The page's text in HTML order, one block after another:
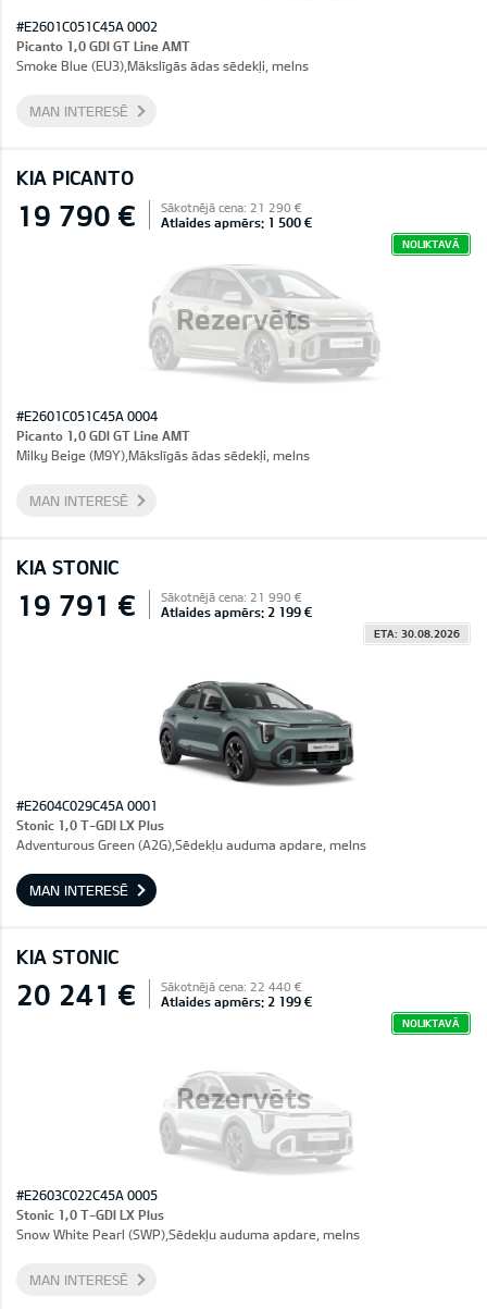
#E2601C051C45A 0002
Picanto 1,0 GDI GT Line AMT
Smoke Blue (EU3),Mākslīgās ādas sēdekļi, melns
MAN INTERESĒ
KIA PICANTO
Rezervēts
19 790 € Sākotnējā cena: 21 290 €
Atlaides apmērs: 1 500 €
NOLIKTAVĀ
#E2601C051C45A 0004
Picanto 1,0 GDI GT Line AMT
Milky Beige (M9Y),Mākslīgās ādas sēdekļi, melns
MAN INTERESĒ
KIA STONIC
19 791 € Sākotnējā cena: 21 990 €
Atlaides apmērs: 2 199 €
ETA: 30.08.2026
#E2604C029C45A 0001
Stonic 1,0 T-GDI LX Plus
Adventurous Green (A2G),Sēdekļu auduma apdare, melns
MAN INTERESĒ
KIA STONIC
Rezervēts
20 241 € Sākotnējā cena: 22 440 €
Atlaides apmērs: 2 199 €
NOLIKTAVĀ
#E2603C022C45A 0005
Stonic 1,0 T-GDI LX Plus
Snow White Pearl (SWP),Sēdekļu auduma apdare, melns
MAN INTERESĒ